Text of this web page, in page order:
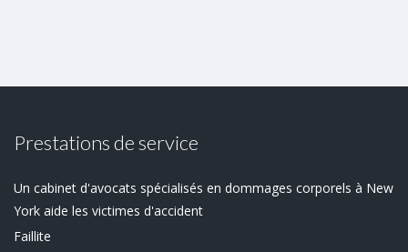
Prestations de service
Un cabinet d'avocats spécialisés en dommages corporels à New
York aide les victimes d'accident
Faillite